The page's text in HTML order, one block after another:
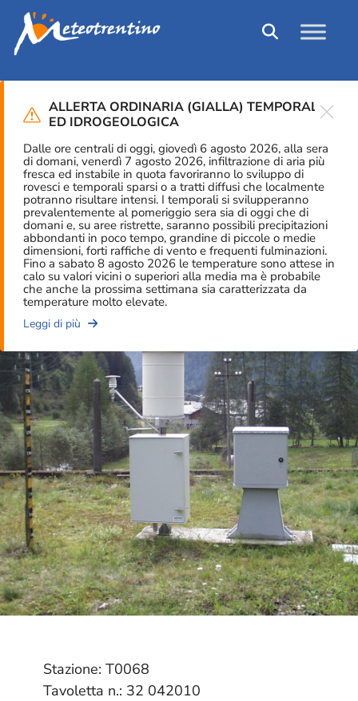
ALLERTA ORDINARIA (GIALLA) TEMPORALI
ED IDROGEOLOGICA
Dalle ore centrali di oggi, giovedì 6 agosto 2026, alla sera
di domani, venerdì 7 agosto 2026, infiltrazione di aria più
fresca ed instabile in quota favoriranno lo sviluppo di
rovesci e temporali sparsi o a tratti diffusi che localmente
potranno risultare intensi. I temporali si svilupperanno
prevalentemente al pomeriggio sera sia di oggi che di
domani e, su aree ristrette, saranno possibili precipitazioni
abbondanti in poco tempo, grandine di piccole o medie
dimensioni, forti raffiche di vento e frequenti fulminazioni.
Fino a sabato 8 agosto 2026 le temperature sono attese in
calo su valori vicini o superiori alla media ma è probabile
che anche la prossima settimana sia caratterizzata da
temperature molto elevate.
Close
Leggi di più
STAZIONE METEO
Cogolo Pont (Centrale) -
T0068
Stazione: T0068
Tavoletta n.: 32 042010